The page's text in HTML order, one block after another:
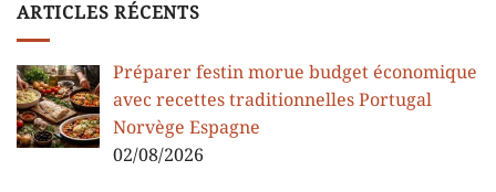
ARTICLES RÉCENTS
Préparer festin morue budget économique
avec recettes traditionnelles Portugal
Norvège Espagne
02/08/2026